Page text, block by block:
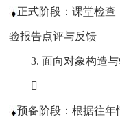
正式阶段：课堂检
验报告点评与反馈
3. 面向对象构造与

预备阶段：根据往年